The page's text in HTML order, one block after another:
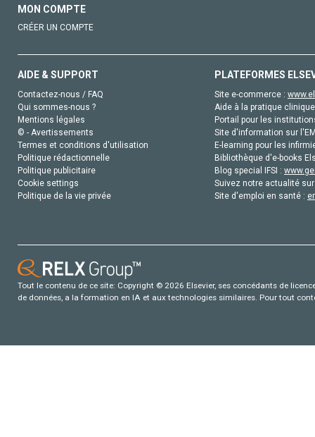
MON COMPTE
CRÉER UN COMPTE
AIDE & SUPPORT
Contactez-nous / FAQ
Qui sommes-nous ?
Mentions légales
© - Avertissements
Termes et conditions d'utilisation
Politique rédactionnelle
Politique publicitaire
Cookie settings
Politique de la vie privée
PLATEFORMES
Site e-commerce :
Aide à la pratique
Portail pour les
Site d'information sur
E-learning pour les
Bibliothèque d'e-books
Blog special IFSI :
Suivez notre actualité
Site d'emploi en santé :
Tout le contenu de ce site: Copyright © 2026 Elsevier, ses concédants de
de données, a la formation en IA et aux technologies similaires. Pour tout